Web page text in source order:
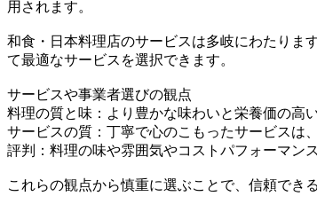
用されます。
和食・日本料理店のサービスは多岐にわたりま
て最適なサービスを選択できます。
サービスや事業者選びの観点
料理の質と味：より豊かな味わいと栄養価の高
サービスの質：丁寧で心のこもったサービスは
評判：料理の味や雰囲気やコストパフォーマン
これらの観点から慎重に選ぶことで、信頼でき